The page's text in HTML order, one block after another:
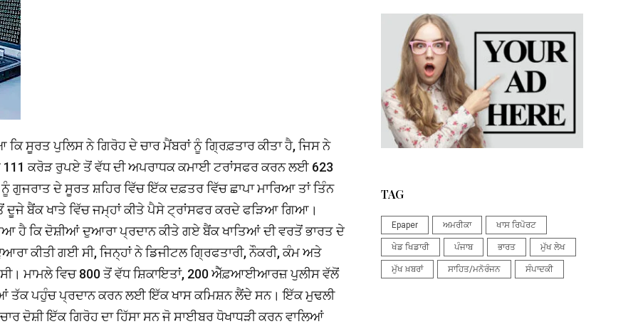
ਸੂਰਤ ਪੁਲਿਸ ਨੇ ਗਿਰੋਹ ਦੇ ਚਾਰ ਮੈਂਬਰਾਂ ਨੂੰ ਗ੍ਰਿਫ਼ਤਾਰ ਕੀਤਾ ਹੈ, ਜਿਸ ਨੇ
111 ਕਰੋੜ ਰੁਪਏ ਤੋਂ ਵੱਧ ਦੀ ਅਪਰਾਧਕ ਕਮਾਈ ਟਰਾਂਸਫਰ ਕਰਨ ਲਈ 623
ਦੇ ਸੂਰਤ ਸ਼ਹਿਰ ਵਿੱਚ ਇੱਕ ਦਫ਼ਤਰ ਵਿੱਚ ਛਾਪਾ ਮਾਰਿਆ ਤਾਂ ਤਿੰਨ
ਦੂਜੇ ਬੈਂਕ ਖਾਤੇ ਵਿੱਚ ਜਮ੍ਹਾਂ ਕੀਤੇ ਪੈਸੇ ਟ੍ਰਾਂਸਫਰ ਕਰਦੇ ਫੜਿਆ ਗਿਆ।
ਹੈ ਕਿ ਦੋਸ਼ੀਆਂ ਦੁਆਰਾ ਪ੍ਰਦਾਨ ਕੀਤੇ ਗਏ ਬੈਂਕ ਖਾਤਿਆਂ ਦੀ ਵਰਤੋਂ ਭਾਰਤ ਦੇ
ਕੀਤੀ ਗਈ ਸੀ, ਜਿਨ੍ਹਾਂ ਨੇ ਡਿਜੀਟਲ ਗ੍ਰਿਫਤਾਰੀ, ਨੌਕਰੀ, ਕੰਮ ਅਤੇ
ਮਾਮਲੇ ਵਿਚ 800 ਤੋਂ ਵੱਧ ਸ਼ਿਕਾਇਤਾਂ, 200 ਐੱਫ਼ਆਈਆਰਜ਼ ਪੁਲੀਸ ਵੱਲੋਂ
ਤੱਕ ਪਹੁੰਚ ਪ੍ਰਦਾਨ ਕਰਨ ਲਈ ਇੱਕ ਖਾਸ ਕਮਿਸ਼ਨ ਲੈਂਦੇ ਸਨ। ਇੱਕ ਮੁਢਲੀ
ਦੋਸ਼ੀ ਇੱਕ ਗਿਰੋਹ ਦਾ ਹਿੱਸਾ ਸਨ ਜੋ ਸਾਈਬਰ ਧੋਖਾਧੜੀ ਕਰਨ ਵਾਲਿਆਂ
TAG
Epaper ਅਮਰੀਕਾ ਖਾਸ ਰਿਪੋਰਟ
ਖੇਡ ਖਿਡਾਰੀ ਪੰਜਾਬ ਭਾਰਤ ਮੁੱਖ ਲੇਖ
ਮੁੱਖ ਖ਼ਬਰਾਂ ਸਾਹਿਤ/ਮਨੋਰੰਜਨ ਸੰਪਾਦਕੀ